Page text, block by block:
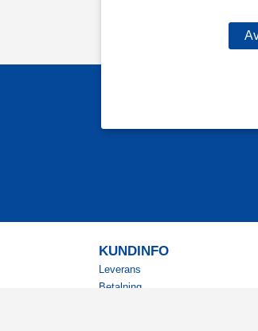
KUNDINFO
Leverans
Betalning